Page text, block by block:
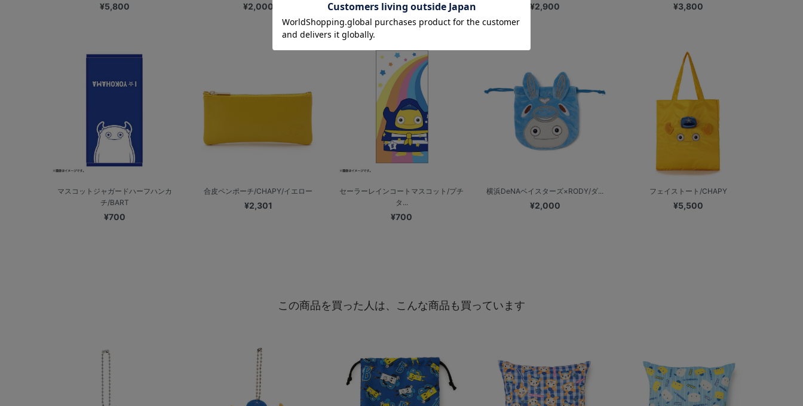
¥5,800 ¥2,000
俵型マスコット/CHAPY
¥2,900 ¥3,800
マスコットジャガードハーフハンカ
チ/BART
¥700
合皮ペンポーチ/CHAPY/イエロー
¥2,301
セーラーレインコートマスコット/プチ
タ...
¥700
横浜DeNAベイスターズ×RODY/ダ...
¥2,000
フェイストート/CHAPY
¥5,500
この商品を買った人は、こんな商品も買っています